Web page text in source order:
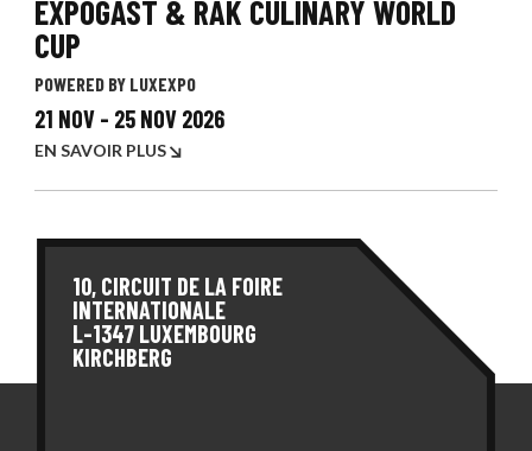
EXPOGAST & RAK CULINARY WORLD
CUP
POWERED BY LUXEXPO
21 NOV - 25 NOV 2026
EN SAVOIR PLUS
10, CIRCUIT DE LA FOIRE
INTERNATIONALE
L-1347 LUXEMBOURG
KIRCHBERG